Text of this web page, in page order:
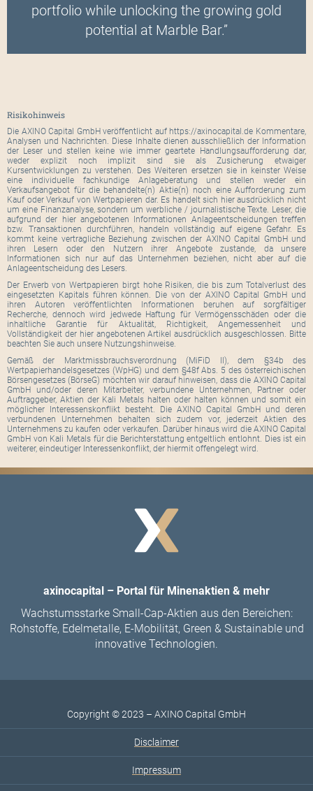
portfolio while unlocking the growing gold
potential at Marble Bar.”
Risikohinweis
Die AXINO Capital GmbH veröffentlicht auf https://axinocapital.de Kommentare,
Analysen und Nachrichten. Diese Inhalte dienen ausschließlich der Information
der Leser und stellen keine wie immer geartete Handlungsaufforderung dar,
weder explizit noch implizit sind sie als Zusicherung etwaiger
Kursentwicklungen zu verstehen. Des Weiteren ersetzen sie in keinster Weise
eine individuelle fachkundige Anlageberatung und stellen weder ein
Verkaufsangebot für die behandelte(n) Aktie(n) noch eine Aufforderung zum
Kauf oder Verkauf von Wertpapieren dar. Es handelt sich hier ausdrücklich nicht
um eine Finanzanalyse, sondern um werbliche / journalistische Texte. Leser, die
aufgrund der hier angebotenen Informationen Anlageentscheidungen treffen
bzw. Transaktionen durchführen, handeln vollständig auf eigene Gefahr. Es
kommt keine vertragliche Beziehung zwischen der AXINO Capital GmbH und
ihren Lesern oder den Nutzern ihrer Angebote zustande, da unsere
Informationen sich nur auf das Unternehmen beziehen, nicht aber auf die
Anlageentscheidung des Lesers.
Der Erwerb von Wertpapieren birgt hohe Risiken, die bis zum Totalverlust des
eingesetzten Kapitals führen können. Die von der AXINO Capital GmbH und
ihren Autoren veröffentlichten Informationen beruhen auf sorgfältiger
Recherche, dennoch wird jedwede Haftung für Vermögensschäden oder die
inhaltliche Garantie für Aktualität, Richtigkeit, Angemessenheit und
Vollständigkeit der hier angebotenen Artikel ausdrücklich ausgeschlossen. Bitte
beachten Sie auch unsere Nutzungshinweise.
Gemäß der Marktmissbrauchsverordnung (MiFiD II), dem §34b des
Wertpapierhandelsgesetzes (WpHG) und dem §48f Abs. 5 des österreichischen
Börsengesetzes (BörseG) möchten wir darauf hinweisen, dass die AXINO Capital
GmbH und/oder deren Mitarbeiter, verbundene Unternehmen, Partner oder
Auftraggeber, Aktien der Kali Metals halten oder halten können und somit ein
möglicher Interessenskonflikt besteht. Die AXINO Capital GmbH und deren
verbundenen Unternehmen behalten sich zudem vor, jederzeit Aktien des
Unternehmens zu kaufen oder verkaufen. Darüber hinaus wird die AXINO Capital
GmbH von Kali Metals für die Berichterstattung entgeltlich entlohnt. Dies ist ein
weiterer, eindeutiger Interessenkonflikt, der hiermit offengelegt wird.
axinocapital – Portal für Minenaktien & mehr
Wachstumsstarke Small-Cap-Aktien aus den Bereichen:
Rohstoffe, Edelmetalle, E-Mobilität, Green & Sustainable und
innovative Technologien.
Copyright © 2023 – AXINO Capital GmbH
Disclaimer
Impressum